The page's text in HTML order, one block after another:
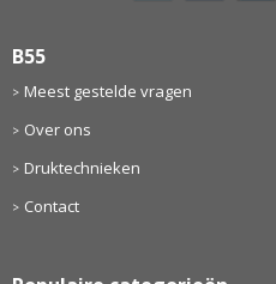
B55
Meest gestelde vragen
Over ons
Druktechnieken
Contact